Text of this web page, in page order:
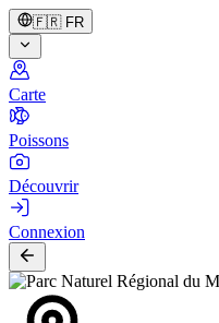
🇫🇷 FR
Carte
Poissons
Découvrir
Connexion